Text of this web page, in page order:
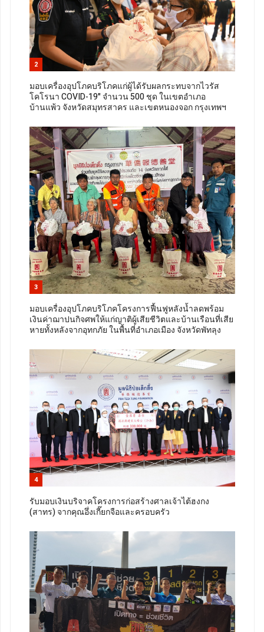
2
มอบเครื่องอุปโภคบริโภคแก่ผู้ได้รับผลกระทบจากไวรัส
โคโรนา COVID-19" จำนวน 500 ชุด ในเขตอำเภอ
บ้านแพ้ว จังหวัดสมุทรสาคร และเขตหนองจอก กรุงเทพฯ
3
มอบเครื่องอุปโภคบริโภคโครงการฟื้นฟูหลังน้ำลดพร้อม
เงินค่าฌาปนกิจศพให้แก่ญาติผู้เสียชีวิตและบ้านเรือนที่เสีย
หายทั้งหลังจากอุทกภัย ในพื้นที่อำเภอเมือง จังหวัดพัทลุง
4
รับมอบเงินบริจาคโครงการก่อสร้างศาลเจ้าไต้ฮงกง
(สาทร) จากคุณอึ่งเกี๊ยกจือและครอบครัว